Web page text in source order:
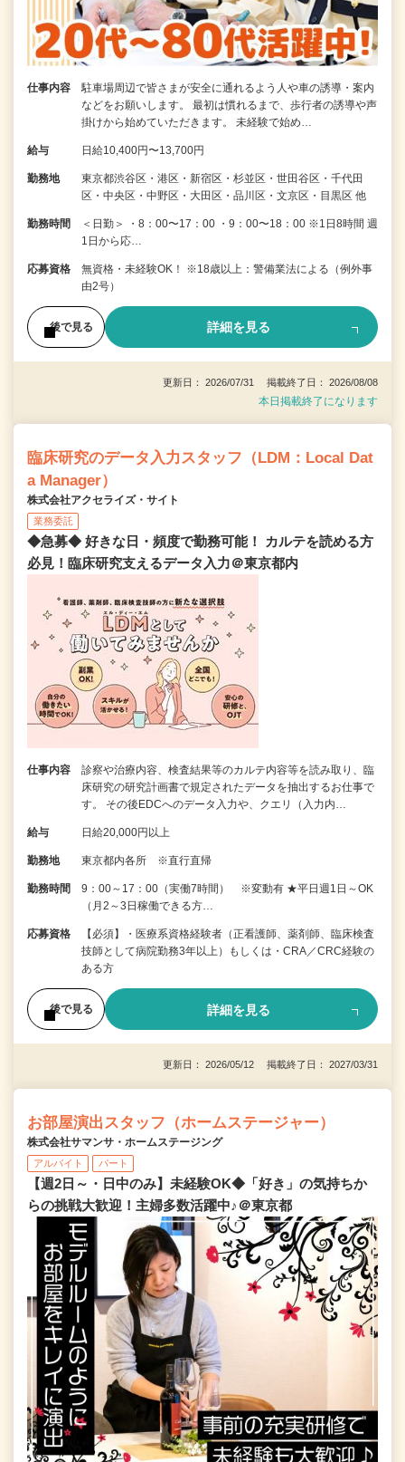
仕事内容
駐車場周辺で皆さまが安全に通れるよう人や車の誘導・案内
などをお願いします。 最初は慣れるまで、歩行者の誘導や声
掛けから始めていただきます。 未経験で始め…
給与 日給10,400円〜13,700円
勤務地
東京都渋谷区・港区・新宿区・杉並区・世田谷区・千代田
区・中央区・中野区・大田区・品川区・文京区・目黒区 他
勤務時間
＜日勤＞ ・8：00〜17：00 ・9：00〜18：00 ※1日8時間 週
1日から応…
応募資格
無資格・未経験OK！ ※18歳以上：警備業法による（例外事
由2号）
後で見る 詳細を見る
更新日： 2026/07/31 掲載終了日： 2026/08/08
本日掲載終了になります
臨床研究のデータ入力スタッフ（LDM：Local Dat
a Manager）
株式会社アクセライズ・サイト
業務委託
◆急募◆ 好きな日・頻度で勤務可能！ カルテを読める方
必見！臨床研究支えるデータ入力＠東京都内
仕事内容
診察や治療内容、検査結果等のカルテ内容等を読み取り、臨
床研究の研究計画書で規定されたデータを抽出するお仕事で
す。 その後EDCへのデータ入力や、クエリ（入力内…
給与 日給20,000円以上
勤務地 東京都内各所 ※直行直帰
勤務時間
9：00～17：00（実働7時間） ※変動有 ★平日週1日～OK
（月2～3日稼働できる方…
応募資格
【必須】・医療系資格経験者（正看護師、薬剤師、臨床検査
技師として病院勤務3年以上）もしくは・CRA／CRC経験の
ある方
後で見る 詳細を見る
更新日： 2026/05/12 掲載終了日： 2027/03/31
お部屋演出スタッフ（ホームステージャー）
株式会社サマンサ・ホームステージング
アルバイト パート
【週2日～・日中のみ】未経験OK◆「好き」の気持ちか
らの挑戦大歓迎！主婦多数活躍中♪＠東京都